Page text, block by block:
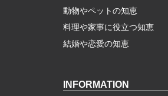
動物やペットの知恵
料理や家事に役立つ知恵
結婚や恋愛の知恵
INFORMATION